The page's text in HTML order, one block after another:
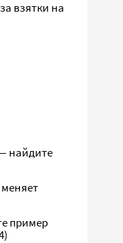
взятки на
найдите
пример